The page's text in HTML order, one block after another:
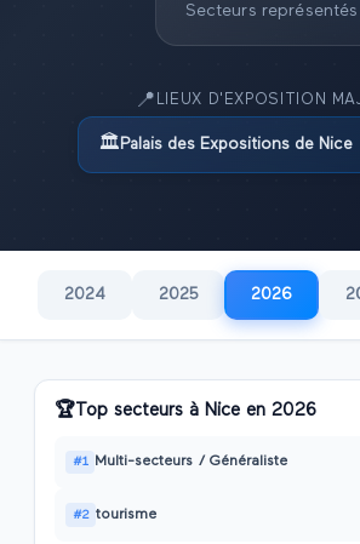
Secteurs représentés
📍 LIEUX D'EXPOSITION
🏛️ Palais des Expositions de Nice
2024 2025 2026
🏆Top secteurs à Nice en 2026
#1 Multi-secteurs / Généraliste
#2 tourisme